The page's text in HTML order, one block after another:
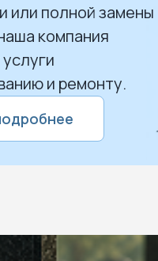
или полной замены
компания
и ремонту.